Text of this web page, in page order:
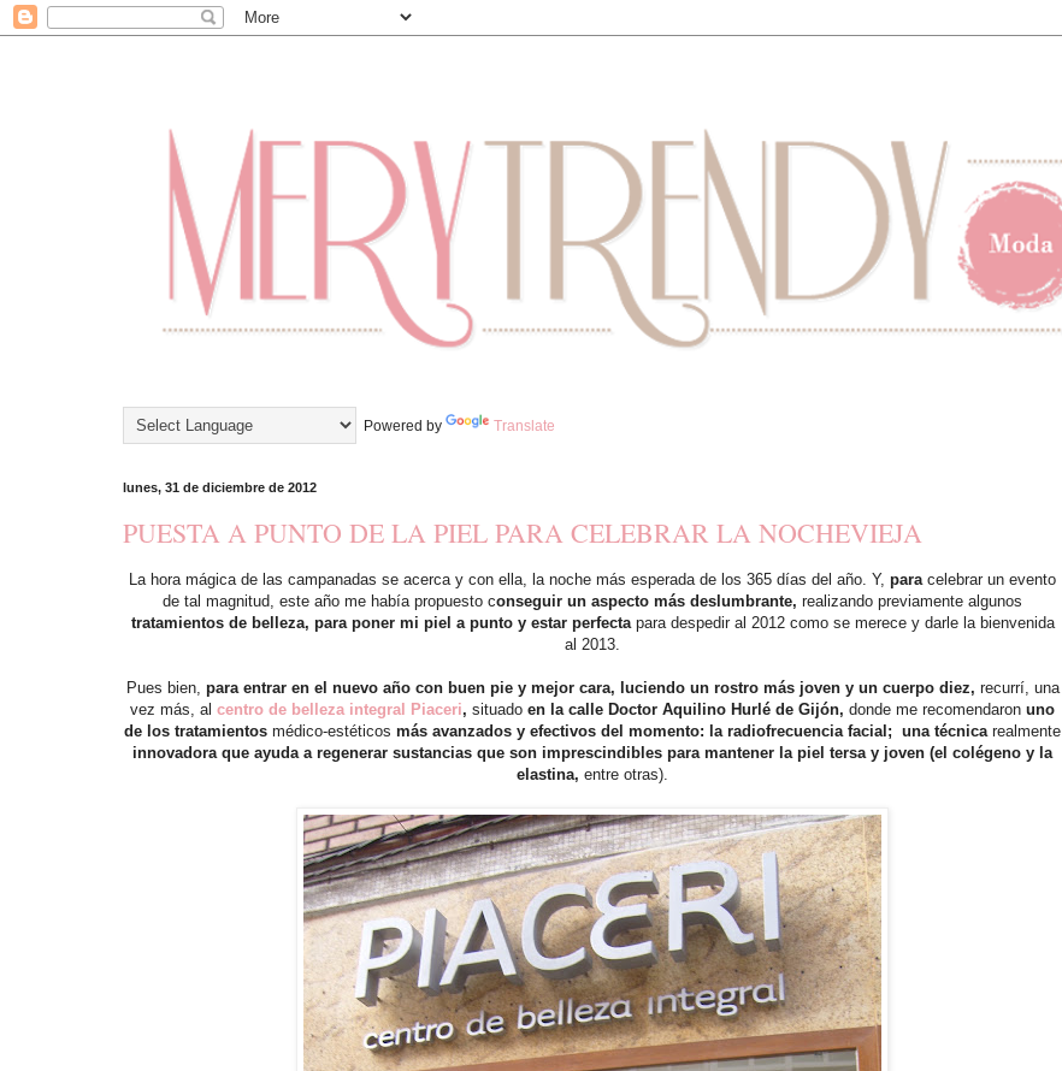
Powered by Translate
lunes, 31 de diciembre de 2012
PUESTA A PUNTO DE LA PIEL PARA CELEBRAR LA NOCHEVIEJA
La hora mágica de las campanadas se acerca y con ella, la noche más esperada de los 365 días del año. Y, para celebrar un evento
de tal magnitud, este año me había propuesto conseguir un aspecto más deslumbrante, realizando previamente algunos
tratamientos de belleza, para poner mi piel a punto y estar perfectapara despedir al 2012 como se merece y darle la bienvenida
al 2013.
Pues bien, para entrar en el nuevo año con buen pie y mejor cara, luciendo un rostro más joven y un cuerpo diez, recurrí, una
vez más, al centro de belleza integral Piaceri, situado en la calle Doctor Aquilino Hurlé de Gijón, donde me recomendaron uno
de los tratamientos médico-estéticos más avanzados y efectivos del momento: la radiofrecuencia facial; una técnica realmente
innovadora que ayuda a regenerar sustancias que son imprescindibles para mantener la piel tersa y joven (el colégeno y la
elastina, entre otras).